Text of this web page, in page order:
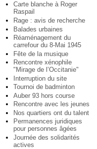
Carte blanche à Roger
Raspail
Rage : avis de recherche
Balades urbaines
Réaménagement du
carrefour du 8-Mai 1945
Fête de la musique
Rencontre xénophile
"Mirage de l’Occitanie"
Interruption du site
Tournoi de badminton
Auber 93 hors course
Rencontre avec les jeunes
Nos quartiers ont du talent
Permanences juridiques
pour personnes âgées
Journée des solidarités
actives